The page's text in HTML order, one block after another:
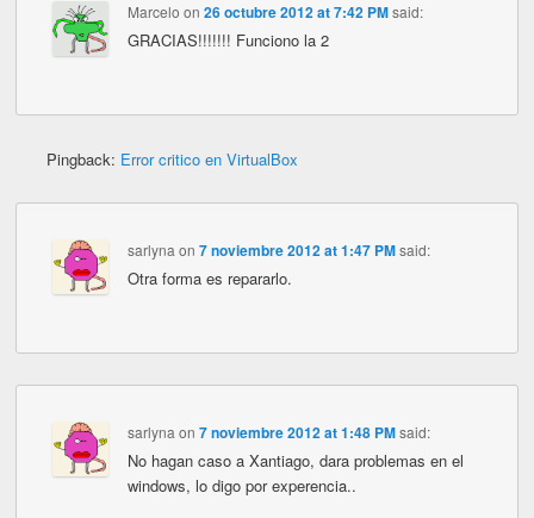
Marcelo on 26 octubre 2012 at 7:42 PM said:
GRACIAS!!!!!!! Funciono la 2
Pingback: Error critico en VirtualBox
sarlyna on 7 noviembre 2012 at 1:47 PM said:
Otra forma es repararlo.
sarlyna on 7 noviembre 2012 at 1:48 PM said:
No hagan caso a Xantiago, dara problemas en el
windows, lo digo por experencia..